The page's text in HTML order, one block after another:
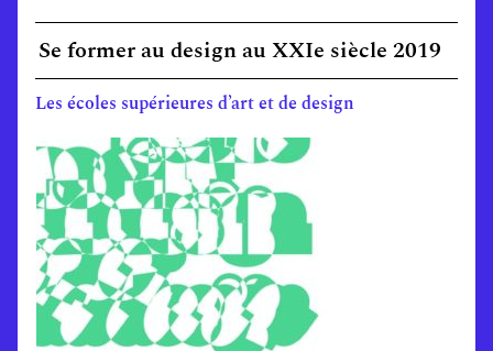
Se former au design au XXIe siècle 2019
Les écoles supérieures d’art et de design